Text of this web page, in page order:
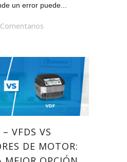
un error puede...
– VFDS VS
DE MOTOR: